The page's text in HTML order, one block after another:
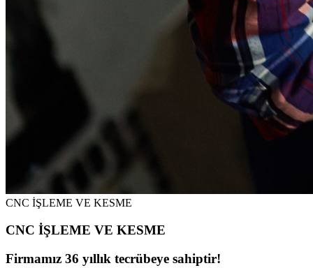
CNC İŞLEME VE KESME
CNC İŞLEME VE KESME
Firmamız 36 yıllık tecrübeye sahiptir!